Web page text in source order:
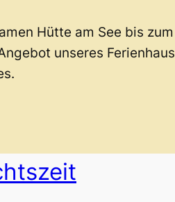
Hütte am See bis zum
unseres Ferienhaus